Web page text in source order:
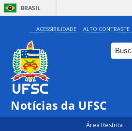
BRASIL
ACESSIBILIDADE ALTO CONTRASTE
Notícias da UFSC
Área Restrita